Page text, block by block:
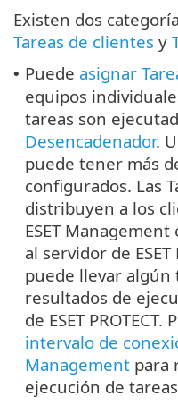
Existen dos
Tareas de clientes y
• Puede asignar
equipos
tareas son
Desencadenador.
puede tener más
configurados. Las
distribuyen a los
ESET
al servidor de ESET
puede llevar algún
resultados de
de ESET PROTECT.
intervalo de
Management para
ejecución de